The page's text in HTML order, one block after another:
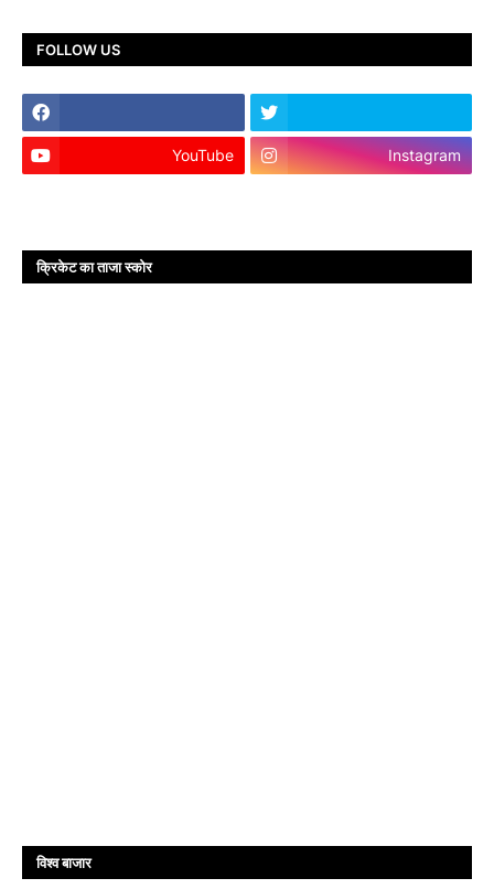
FOLLOW US
YouTube Instagram
क्रिकेट का ताजा स्कोर
विश्व बाजार